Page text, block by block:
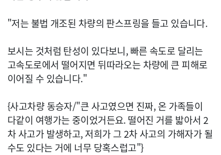
"저는 불법 개조된 차량의 판스프링을 들고 있습니다.
보시는 것처럼 탄성이 있다보니, 빠른 속도로 달리는
고속도로에서 떨어지면 뒤따라오는 차량에 큰 피해로
이어질 수 있습니다."
{사고차량 동승자/"큰 사고였으면 진짜, 온 가족들이
다같이 여행가는 중이었거든요. 떨어진 거를 밟아서 2
차 사고가 발생하고, 저희가 그 2차 사고의 가해자가 될
수도 있다는 거에 너무 당혹스럽고"}